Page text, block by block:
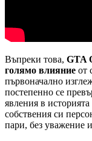
Въпреки това, GTA
голямо влияние от
първоначално
постепенно се
явления в
собствения си
пари, без уважение